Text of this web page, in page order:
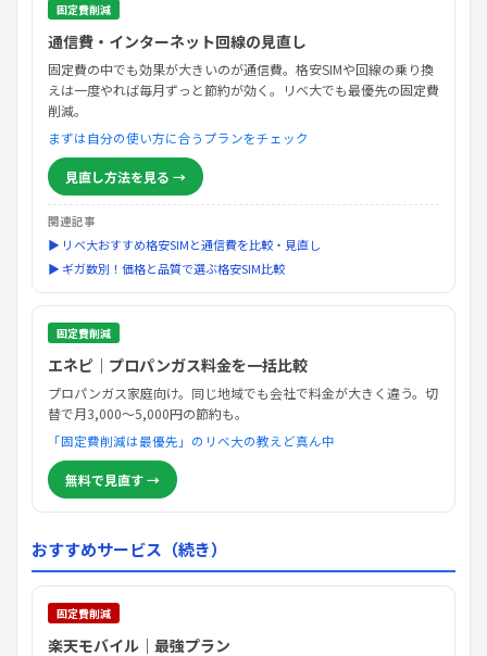
固定費削減
通信費・インターネット回線の見直し
固定費の中でも効果が大きいのが通信費。格安SIMや回線の乗り換
えは一度やれば毎月ずっと節約が効く。リベ大でも最優先の固定費
削減。
まずは自分の使い方に合うプランをチェック
見直し方法を見る →
関連記事
▶ リベ大おすすめ格安SIMと通信費を比較・見直し
▶ ギガ数別！価格と品質で選ぶ格安SIM比較
固定費削減
エネピ｜プロパンガス料金を一括比較
プロパンガス家庭向け。同じ地域でも会社で料金が大きく違う。切
替で月3,000〜5,000円の節約も。
「固定費削減は最優先」のリベ大の教えど真ん中
無料で見直す →
おすすめサービス（続き）
固定費削減
楽天モバイル｜最強プラン